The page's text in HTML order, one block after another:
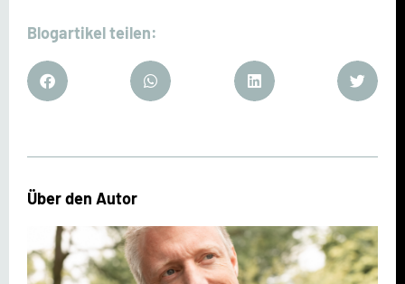
Blogartikel teilen:
Über den Autor